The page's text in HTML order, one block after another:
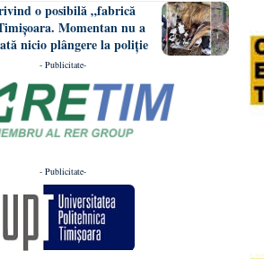
o posibilă „fabrică
Momentan nu a
nicio plângere la poliție
- Publicitate-
- Publicitate-